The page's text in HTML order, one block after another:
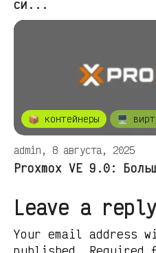
си...
📦 контейнеры 🖥️
admin, 8 августа, 2025
Proxmox VE 9.0:
Leave a reply
Your email address